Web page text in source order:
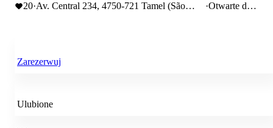
20·Av. Central 234, 4750-721 Tamel (São
·Otwarte do
Zarezerwuj
Ulubione